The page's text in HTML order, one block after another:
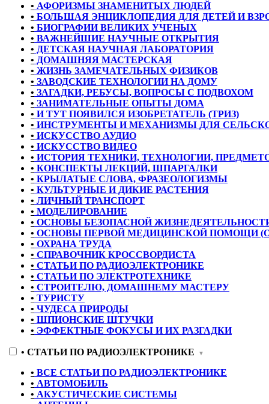
• АФОРИЗМЫ ЗНАМЕНИТЫХ ЛЮДЕЙ
• БОЛЬШАЯ ЭНЦИКЛОПЕДИЯ ДЛЯ ДЕТЕЙ И
• БИОГРАФИИ ВЕЛИКИХ УЧЕНЫХ
• ВАЖНЕЙШИЕ НАУЧНЫЕ ОТКРЫТИЯ
• ДЕТСКАЯ НАУЧНАЯ ЛАБОРАТОРИЯ
• ДОМАШНЯЯ МАСТЕРСКАЯ
• ЖИЗНЬ ЗАМЕЧАТЕЛЬНЫХ ФИЗИКОВ
• ЗАВОДСКИЕ ТЕХНОЛОГИИ НА ДОМУ
• ЗАГАДКИ, РЕБУСЫ, ВОПРОСЫ С ПОДВОХОМ
• ЗАНИМАТЕЛЬНЫЕ ОПЫТЫ ДОМА
• И ТУТ ПОЯВИЛСЯ ИЗОБРЕТАТЕЛЬ (ТРИЗ)
• ИНСТРУМЕНТЫ И МЕХАНИЗМЫ ДЛЯ
• ИСКУССТВО АУДИО
• ИСКУССТВО ВИДЕО
• ИСТОРИЯ ТЕХНИКИ, ТЕХНОЛОГИИ,
• КОНСПЕКТЫ ЛЕКЦИЙ, ШПАРГАЛКИ
• КРЫЛАТЫЕ СЛОВА, ФРАЗЕОЛОГИЗМЫ
• КУЛЬТУРНЫЕ И ДИКИЕ РАСТЕНИЯ
• ЛИЧНЫЙ ТРАНСПОРТ
• МОДЕЛИРОВАНИЕ
• ОСНОВЫ БЕЗОПАСНОЙ
• ОСНОВЫ ПЕРВОЙ МЕДИЦИНСКОЙ ПОМОЩИ
• ОХРАНА ТРУДА
• СПРАВОЧНИК КРОССВОРДИСТА
• СТАТЬИ ПО РАДИОЭЛЕКТРОНИКЕ
• СТАТЬИ ПО ЭЛЕКТРОТЕХНИКЕ
• СТРОИТЕЛЮ, ДОМАШНЕМУ МАСТЕРУ
• ТУРИСТУ
• ЧУДЕСА ПРИРОДЫ
• ШПИОНСКИЕ ШТУЧКИ
• ЭФФЕКТНЫЕ ФОКУСЫ И ИХ РАЗГАДКИ
• СТАТЬИ ПО РАДИОЭЛЕКТРОНИКЕ ▼
• ВСЕ СТАТЬИ ПО РАДИОЭЛЕКТРОНИКЕ
• АВТОМОБИЛЬ
• АКУСТИЧЕСКИЕ СИСТЕМЫ